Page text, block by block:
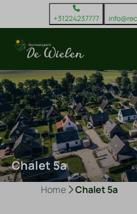
+31224237777
Chalet 5a
Home Chalet 5a